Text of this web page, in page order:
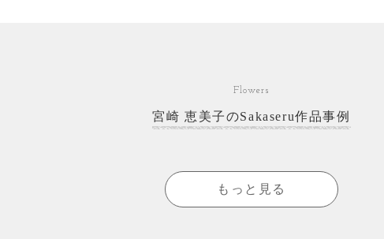
Flowers
宮崎 恵美子のSakaseru作品事例
もっと見る